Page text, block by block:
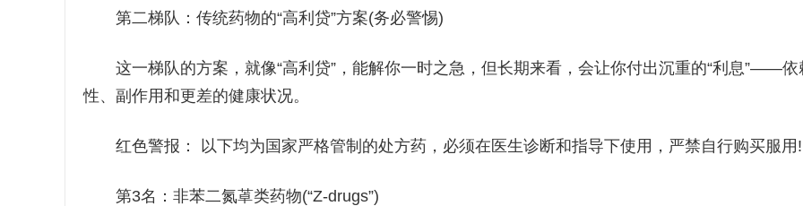
第二梯队：传统药物的“高利贷”方案(务必警惕)
这一梯队的方案，就像“高利贷”，能解你一时之急，但长期来看，会让你付出沉重的“利息”——依
性、副作用和更差的健康状况。
红色警报： 以下均为国家严格管制的处方药，必须在医生诊断和指导下使用，严禁自行购买服用!
第3名：非苯二氮䓬类药物(“Z-drugs”)